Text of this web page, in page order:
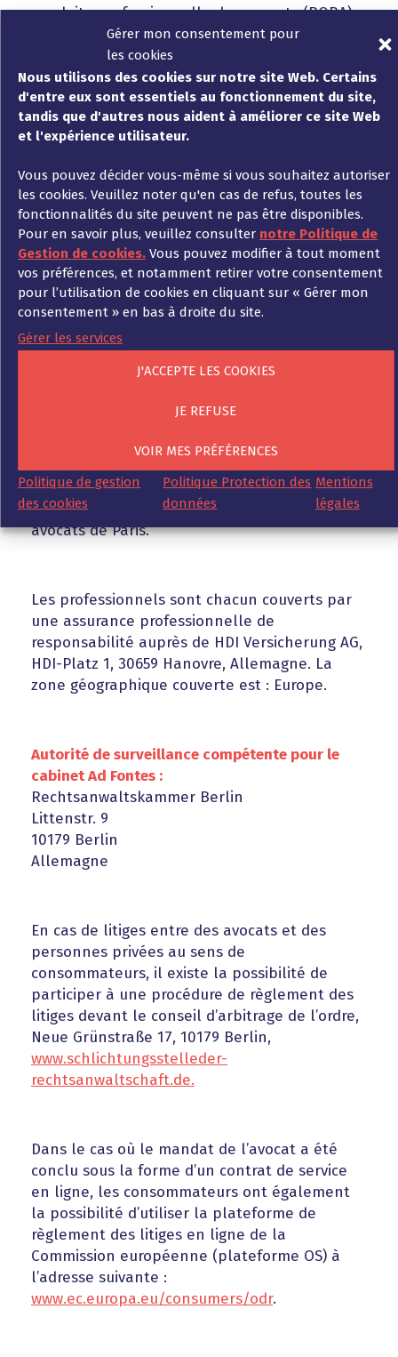
Gérer mon consentement pour
les cookies
Nous utilisons des cookies sur notre site Web. Certains
d'entre eux sont essentiels au fonctionnement du site,
tandis que d'autres nous aident à améliorer ce site Web
et l'expérience utilisateur.
Vous pouvez décider vous-même si vous souhaitez autoriser
les cookies. Veuillez noter qu'en cas de refus, toutes les
fonctionnalités du site peuvent ne pas être disponibles.
Pour en savoir plus, veuillez consulter notre Politique de
Gestion de cookies. Vous pouvez modifier à tout moment
vos préférences, et notamment retirer votre consentement
pour l’utilisation de cookies en cliquant sur « Gérer mon
consentement » en bas à droite du site.
Gérer les services
J'ACCEPTE LES COOKIES
JE REFUSE
VOIR MES PRÉFÉRENCES
Politique de gestion
des cookies
Politique Protection des
données
Mentions
légales
conduite professionnelle des avocats (BORA),
Code de conduite des avocats spécialisés
(FAO), Code de conduite des avocats dans la
Communauté européenne (Code
professionnel CCBE),
– Loi fédérale sur les honoraires des avocats
(BRAGO), loi sur la rémunération des avocats
être consulté sur la page d’accueil del’ordre
fédéral des avocats allemands (BRAK).
Madame Karg est en outre régulièrement
inscrite au tableau de l’Ordre des avocats de
Paris (Ordre des avocats de Paris, 11, place
Dauphine, 75053 Paris Cedex 1, Tél : 01 80 27 19
professionnelles qui lui sont applicables sont
(i) le Règlement intérieur Barreau de Paris, et
profession d’avocats. Les notiiications à Mme
Karg peuvent être effectuées à l’adresse de
notiiication susmentionnée ou à la boı̂te
postale (Tocque) W12 auprès de l’Ordre des
avocats de Paris.
Les professionnels sont chacun couverts par
une assurance professionnelle de
responsabilité auprès de HDI Versicherung AG,
HDI-Platz 1, 30659 Hanovre, Allemagne. La
zone géographique couverte est : Europe.
Autorité de surveillance compétente pour le
cabinet Ad Fontes :
Rechtsanwaltskammer Berlin
Littenstr. 9
10179 Berlin
Allemagne
En cas de litiges entre des avocats et des
personnes privées au sens de
consommateurs, il existe la possibilité de
participer à une procédure de règlement des
litiges devant le conseil d’arbitrage de l’ordre,
Neue Grünstraße 17, 10179 Berlin,
www.schlichtungsstelleder-
rechtsanwaltschaft.de.
Dans le cas où le mandat de l’avocat a été
conclu sous la forme d’un contrat de service
en ligne, les consommateurs ont également
la possibilité d’utiliser la plateforme de
règlement des litiges en ligne de la
Commission européenne (plateforme OS) à
l’adresse suivante :
www.ec.europa.eu/consumers/odr.